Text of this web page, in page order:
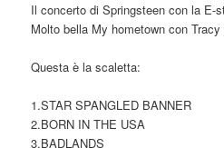
Il concerto di Springsteen con la E-
Molto bella My hometown con Tracy
Questa è la scaletta:
1.STAR SPANGLED BANNER
2.BORN IN THE USA
3.BADLANDS